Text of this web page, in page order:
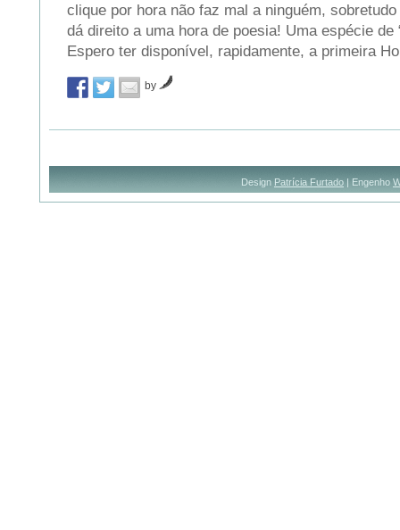
clique por hora não faz mal a ninguém,
dá direito a uma hora de poesia! Uma espécie de
Espero ter disponível, rapidamente, a primeira
by
Design Patrícia Furtado | Engenho